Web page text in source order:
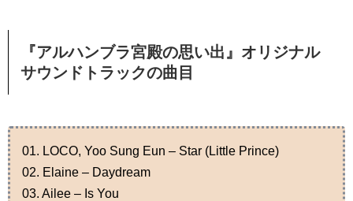
『アルハンブラ宮殿の思い出』オリジナル
サウンドトラックの曲目
01. LOCO, Yoo Sung Eun – Star (Little Prince)
02. Elaine – Daydream
03. Ailee – Is You